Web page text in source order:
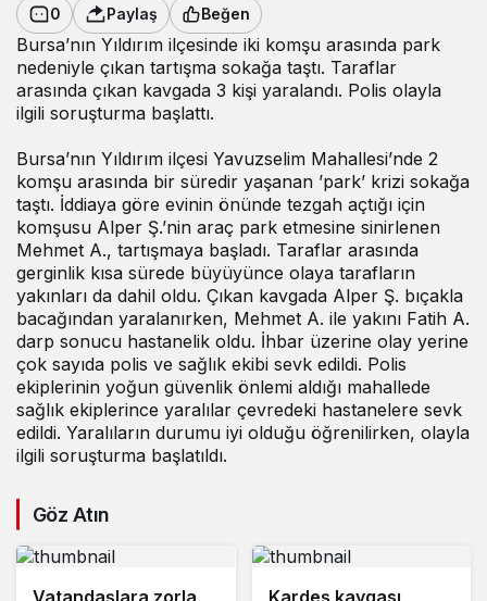
0 Paylaş Beğen
Bursa’nın Yıldırım ilçesinde iki komşu arasında park
nedeniyle çıkan tartışma sokağa taştı. Taraflar
arasında çıkan kavgada 3 kişi yaralandı. Polis olayla
ilgili soruşturma başlattı.
Bursa’nın Yıldırım ilçesi Yavuzselim Mahallesi’nde 2
komşu arasında bir süredir yaşanan ’park’ krizi sokağa
taştı. İddiaya göre evinin önünde tezgah açtığı için
komşusu Alper Ş.’nin araç park etmesine sinirlenen
Mehmet A., tartışmaya başladı. Taraflar arasında
gerginlik kısa sürede büyüyünce olaya tarafların
yakınları da dahil oldu. Çıkan kavgada Alper Ş. bıçakla
bacağından yaralanırken, Mehmet A. ile yakını Fatih A.
darp sonucu hastanelik oldu. İhbar üzerine olay yerine
çok sayıda polis ve sağlık ekibi sevk edildi. Polis
ekiplerinin yoğun güvenlik önlemi aldığı mahallede
sağlık ekiplerince yaralılar çevredeki hastanelere sevk
edildi. Yaralıların durumu iyi olduğu öğrenilirken, olayla
ilgili soruşturma başlatıldı.
Göz Atın
Vatandaşlara zorla
Kardeş kavgası